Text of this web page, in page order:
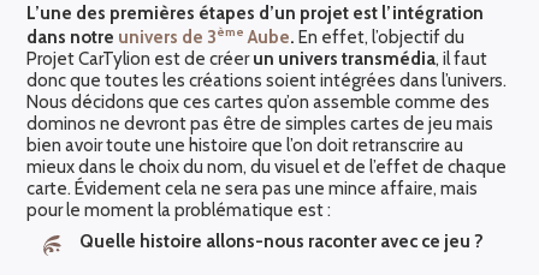
L’une des premières étapes d’un projet est l’intégration
dans notre univers de 3ème Aube. En effet, l’objectif du
Projet CarTylion est de créerun univers transmédia, il faut
donc que toutes les créations soient intégrées dans l’univers.
Nous décidons que ces cartes qu’on assemble comme des
dominos ne devront pas être de simples cartes de jeu mais
bien avoir toute une histoire que l’on doit retranscrire au
mieux dans le choix du nom, du visuel et de l’effet de chaque
carte. Évidement cela ne sera pas une mince affaire, mais
pour le moment la problématique est :
Quelle histoire allons-nous raconter avec ce jeu ?